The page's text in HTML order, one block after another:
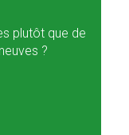
plutôt que de
?